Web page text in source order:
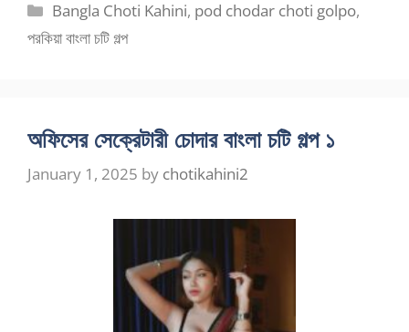
Categories
Bangla Choti Kahini, pod chodar choti golpo,
পরকিয়া বাংলা চটি গল্প
অফিসের সেক্রেটারী চোদার বাংলা চটি গল্প ১
January 1, 2025 by chotikahini2